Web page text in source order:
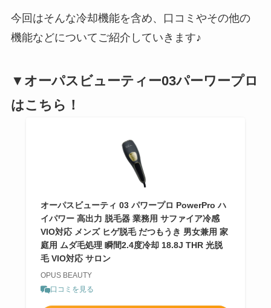
今回はそんな冷却機能を含め、口コミやその他の
機能などについてご紹介していきます♪
▼オーパスビューティー03パーワープロ
はこちら！
オーパスビューティ 03 パワープロ PowerPro ハ
イパワー 高出力 脱毛器 業務用 サファイア冷感
VIO対応 メンズ ヒゲ脱毛 だつもうき 男女兼用 家
庭用 ムダ毛処理 瞬間2.4度冷却 18.8J THR 光脱
毛 VIO対応 サロン
OPUS BEAUTY
口コミを見る